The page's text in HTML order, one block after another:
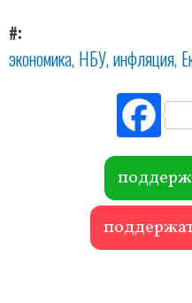
#
экономика НБУ инфляция
ok